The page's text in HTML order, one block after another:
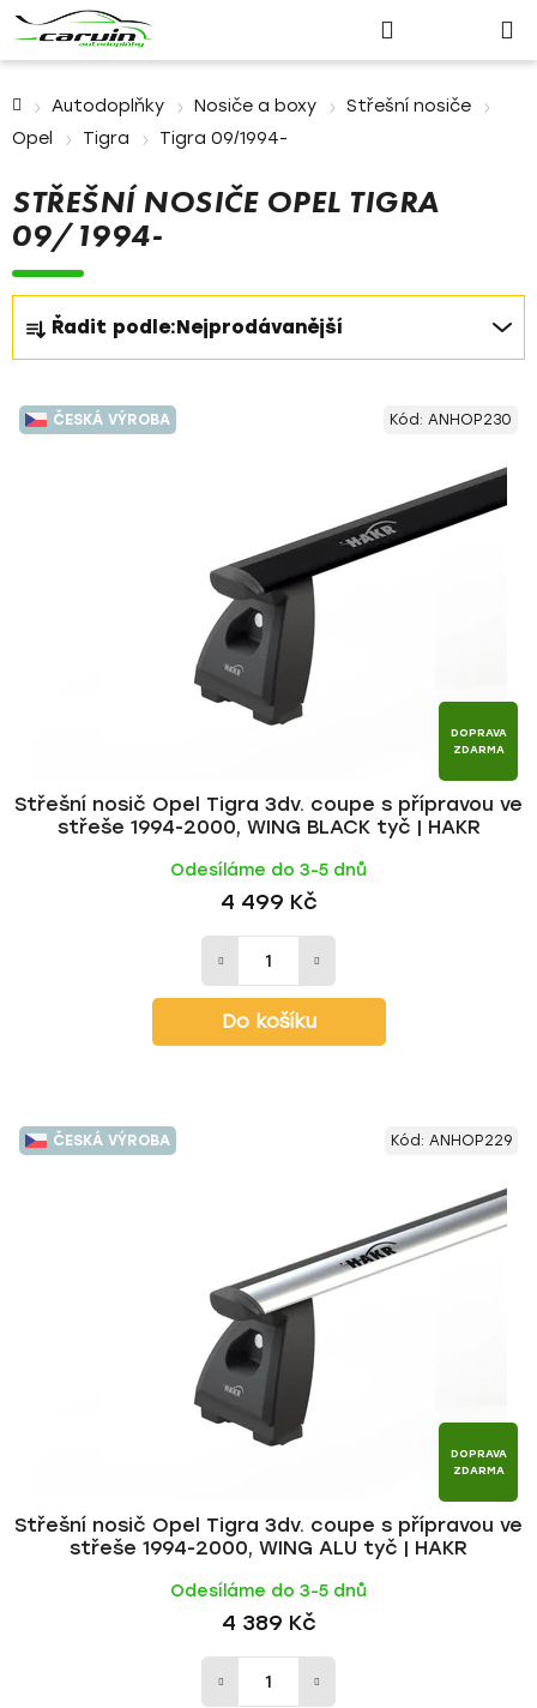
Přihlášení
košík
Autodoplňky Nosiče a boxy
Střešní nosiče
Opel
Tigra Tigra 09/1994-
STŘEŠNÍ NOSIČE OPEL TIGRA
09/1994-
Ř
a
z
e
n
Řadit podle:Nejprodávanější
V
ý
ČESKÁ VÝROBA
DOPRAVA
ZDARMA
Střešní nosič Opel Tigra 3dv. coupe s přípravou ve
střeše 1994-2000, WING BLACK tyč | HAKR
Odesíláme do 3-5 dnů
4 499 Kč
Do košíku
Kód: ANHOP230
ČESKÁ VÝROBA
DOPRAVA
ZDARMA
Střešní nosič Opel Tigra 3dv. coupe s přípravou ve
střeše 1994-2000, WING ALU tyč | HAKR
Odesíláme do 3-5 dnů
4 389 Kč
Kód: ANHOP229